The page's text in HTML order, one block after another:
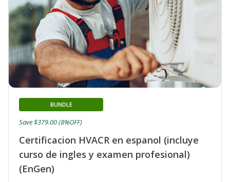
Certificacion HVACR en espanol (incluye
curso de ingles y examen profesional)
(EnGen)
BUNDLE
Save $379.00 (8%OFF)